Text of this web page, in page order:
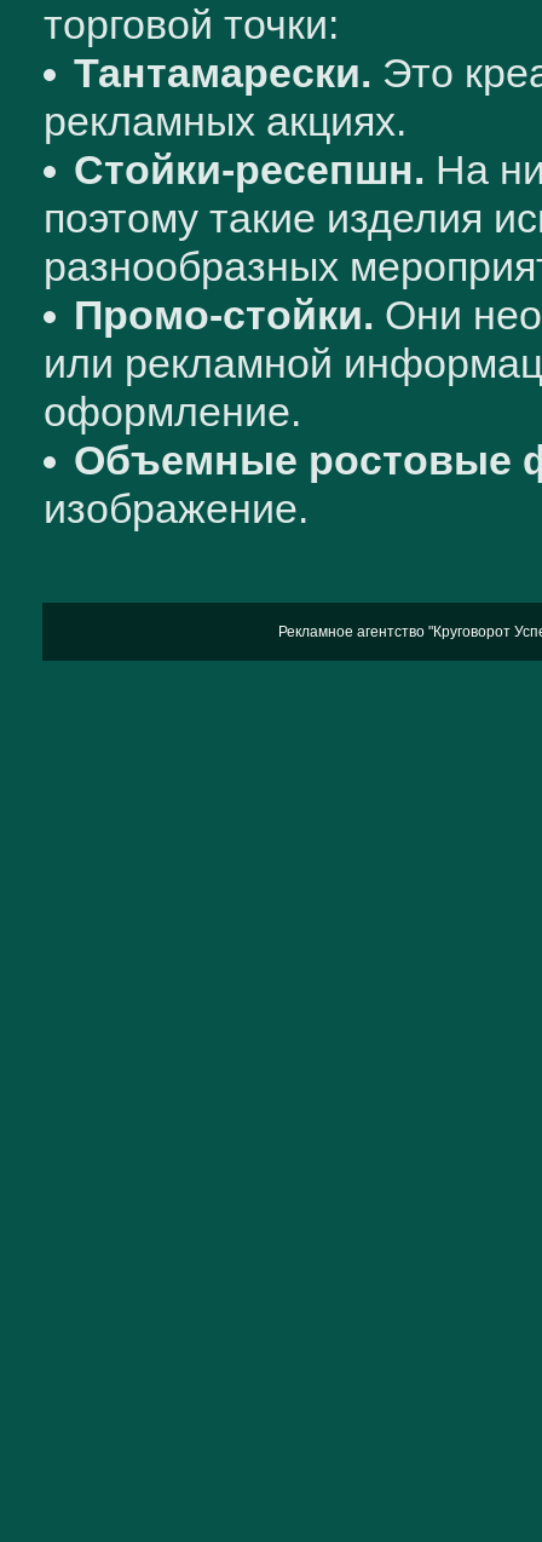
торговой точки:
Тантамарески. Это
рекламных акциях.
Стойки-ресепшн. На
поэтому такие изделия
разнообразных
Промо-стойки. Они
или рекламной
оформление.
Объемные ростовые
изображение.
Рекламное агентство "Круговорот